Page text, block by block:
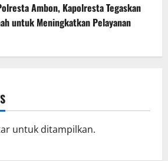
Ambon, Kapolresta Tegaskan
untuk Meningkatkan Pelayanan
untuk ditampilkan.